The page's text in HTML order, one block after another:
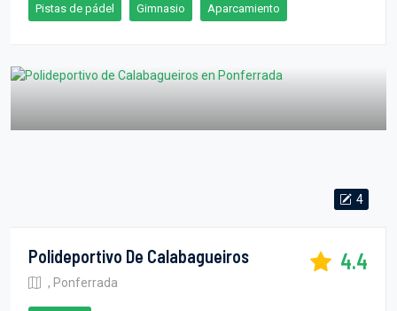
Pistas de pádel Gimnasio Aparcamiento
4
Polideportivo De Calabagueiros
, Ponferrada
4.4